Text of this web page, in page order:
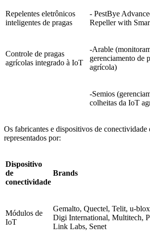
Repelentes eletrônicos
inteligentes de pragas
- PestBye
Repeller with
Controle de pragas
agrícolas integrado à IoT
-Arable
gerenciamento de
agrícola)
-Semios
colheitas da IoT
Os fabricantes e dispositivos de conectividade
representados por:
Dispositivo
de
conectividade
Brands
Módulos de
IoT
Gemalto, Quectel, Telit, u-
Digi International, Multitech,
Link Labs, Senet